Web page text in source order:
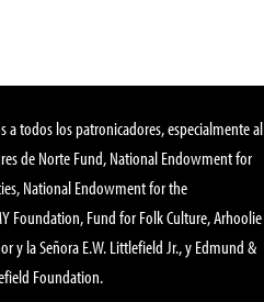
a todos los patronicadores, especialmente al
de Norte Fund, National Endowment for
National Endowment for the
Foundation, Fund for Folk Culture, Arhoolie
y la Señora E.W. Littlefield Jr., y Edmund &
Foundation.